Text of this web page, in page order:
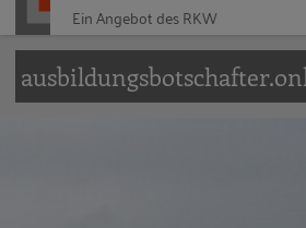
Zur Navigation springen
Zum Hauptinhalt springen
Ein Angebot desRKW